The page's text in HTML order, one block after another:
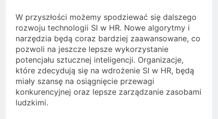
W przyszłości możemy spodziewać się dalszego
rozwoju technologii SI w HR. Nowe algorytmy i
narzędzia będą coraz bardziej zaawansowane, co
pozwoli na jeszcze lepsze wykorzystanie
potencjału sztucznej inteligencji. Organizacje,
które zdecydują się na wdrożenie SI w HR, będą
miały szansę na osiągnięcie przewagi
konkurencyjnej oraz lepsze zarządzanie zasobami
ludzkimi.